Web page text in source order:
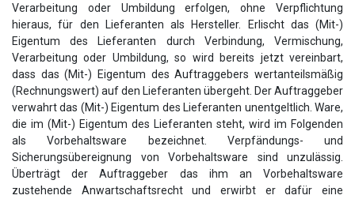
Verarbeitung oder Umbildung erfolgen, ohne Verpflichtung
hieraus, für den Lieferanten als Hersteller. Erlischt das (Mit-)
Eigentum des Lieferanten durch Verbindung, Vermischung,
Verarbeitung oder Umbildung, so wird bereits jetzt vereinbart,
dass das (Mit-) Eigentum des Auftraggebers wertanteilsmäßig
(Rechnungswert) auf den Lieferanten übergeht. Der Auftraggeber
verwahrt das (Mit-) Eigentum des Lieferanten unentgeltlich. Ware,
die im (Mit-) Eigentum des Lieferanten steht, wird im Folgenden
als Vorbehaltsware bezeichnet. Verpfändungs- und
Sicherungsübereignung von Vorbehaltsware sind unzulässig.
Überträgt der Auftraggeber das ihm an Vorbehaltsware
zustehende Anwartschaftsrecht und erwirbt er dafür eine